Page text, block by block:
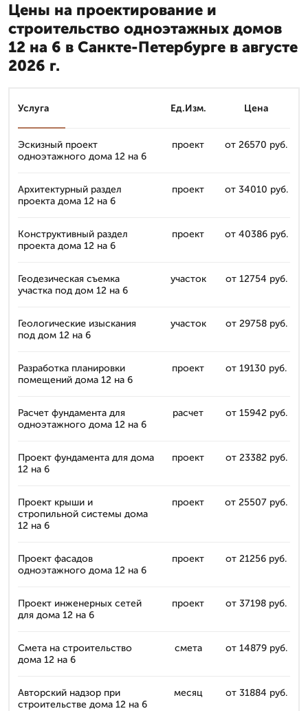
Цены на проектирование и
строительство одноэтажных домов
12 на 6 в Санкте-Петербурге в августе
2026 г.
Услуга Ед.Изм. Цена
Эскизный проект
одноэтажного дома 12 на 6
проект от 26570 руб.
Архитектурный раздел
проекта дома 12 на 6
проект от 34010 руб.
Конструктивный раздел
проекта дома 12 на 6
проект от 40386 руб.
Геодезическая съемка
участка под дом 12 на 6
участок от 12754 руб.
Геологические изыскания
под дом 12 на 6
участок от 29758 руб.
Разработка планировки
помещений дома 12 на 6
проект от 19130 руб.
Расчет фундамента для
одноэтажного дома 12 на 6
расчет от 15942 руб.
Проект фундамента для дома
12 на 6
проект от 23382 руб.
Проект крыши и
стропильной системы дома
12 на 6
проект от 25507 руб.
Проект фасадов
одноэтажного дома 12 на 6
проект от 21256 руб.
Проект инженерных сетей
для дома 12 на 6
проект от 37198 руб.
Смета на строительство
дома 12 на 6
смета от 14879 руб.
Авторский надзор при
строительстве дома 12 на 6
месяц от 31884 руб.